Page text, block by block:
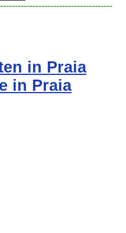
in Praia
in Praia